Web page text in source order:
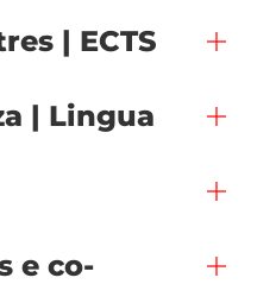
| ECTS
| Lingua
e co-